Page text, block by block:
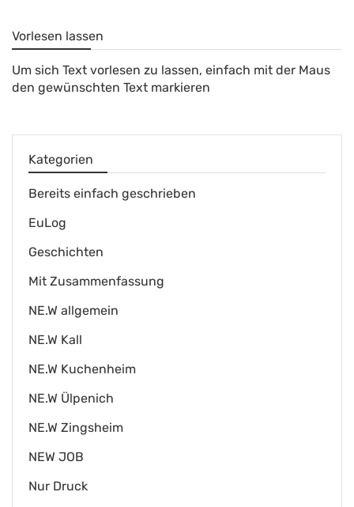
Vorlesen lassen
Um sich Text vorlesen zu lassen, einfach mit der Maus
den gewünschten Text markieren
Kategorien
Bereits einfach geschrieben
EuLog
Geschichten
Mit Zusammenfassung
NE.W allgemein
NE.W Kall
NE.W Kuchenheim
NE.W Ülpenich
NE.W Zingsheim
NEW JOB
Nur Druck